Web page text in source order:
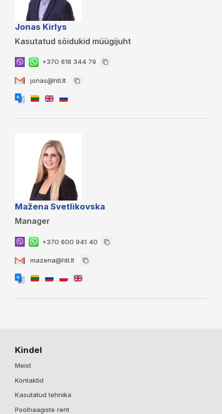
Jonas Kirlys
Kasutatud sõidukid müügijuht
+370 618 344 79
jonas@htl.lt
Mažena Svetlikovska
Manager
+370 600 941 40
mazena@htl.lt
Kindel
Meist
Kontaktid
Kasutatud tehnika
Poolhaagiste rent